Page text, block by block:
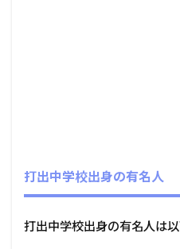
打出中学校出身の有名人
打出中学校出身の有名人は以